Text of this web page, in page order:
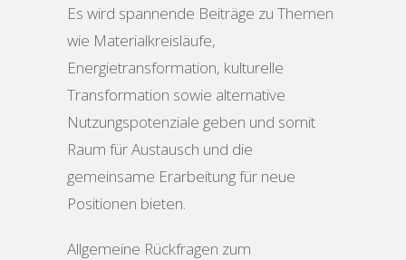
Es wird spannende Beiträge zu Themen
wie Materialkreisläufe,
Energietransformation, kulturelle
Transformation sowie alternative
Nutzungspotenziale geben und somit
Raum für Austausch und die
gemeinsame Erarbeitung für neue
Positionen bieten.
Allgemeine Rückfragen zum